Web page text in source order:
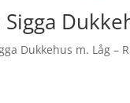
Dukkehus m. Låg –